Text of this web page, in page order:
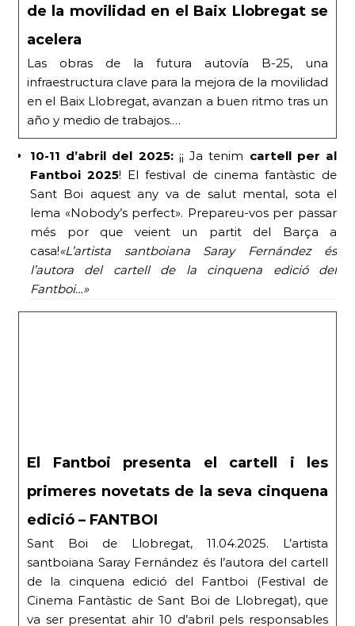
de la movilidad en el Baix Llobregat se
acelera
Las obras de la futura autovía B-25, una
infraestructura clave para la mejora de la movilidad
en el Baix Llobregat, avanzan a buen ritmo tras un
año y medio de trabajos.…
10-11 d’abril del 2025:¡¡ Ja tenim cartell per al
Fantboi 2025! El festival de cinema fantàstic de
Sant Boi aquest any va de salut mental, sota el
lema «Nobody’s perfect». Prepareu-vos per passar
més por que veient un partit del Barça a
casa!«L’artista santboiana Saray Fernández és
l’autora del cartell de la cinquena edició del
Fantboi…»
El Fantboi presenta el cartell i les
primeres novetats de la seva cinquena
edició – FANTBOI
Sant Boi de Llobregat, 11.04.2025. L’artista
santboiana Saray Fernández és l’autora del cartell
de la cinquena edició del Fantboi (Festival de
Cinema Fantàstic de Sant Boi de Llobregat), que
va ser presentat ahir 10 d’abril pels responsables